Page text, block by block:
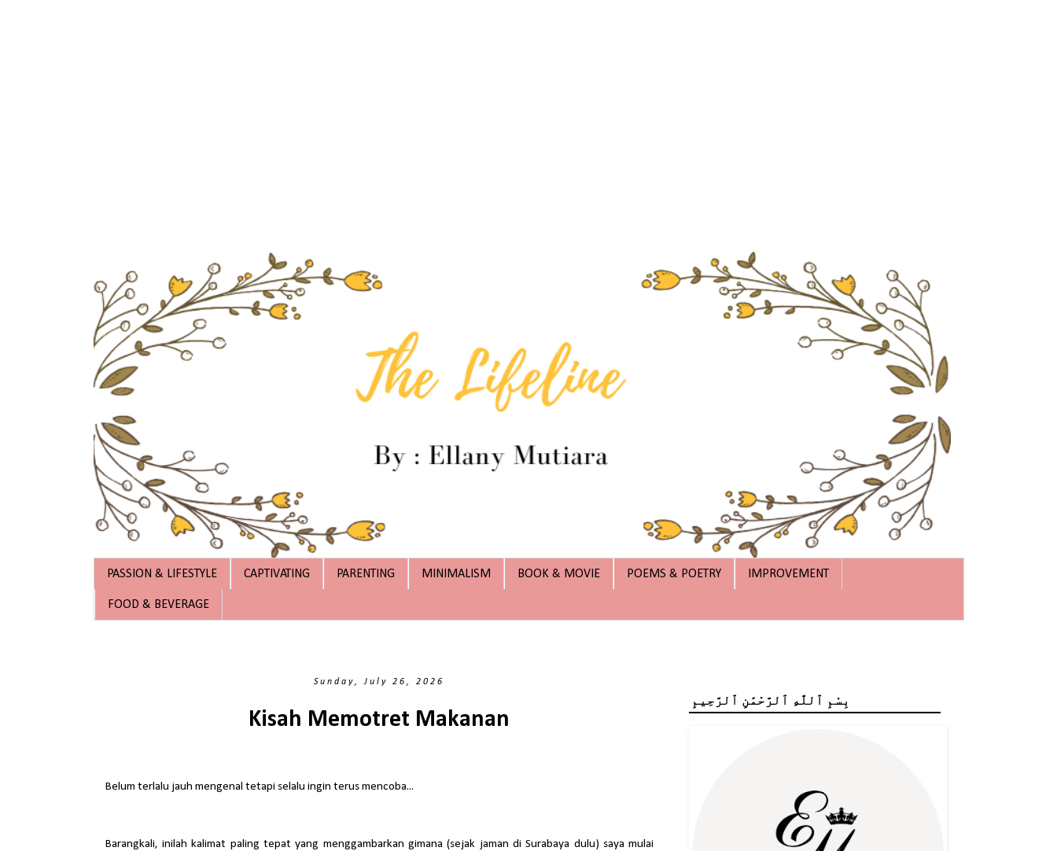
PASSION & LIFESTYLE CAPTIVATING PARENTING MINIMALISM BOOK & MOVIE POEMS & POETRY IMPROVEMENT
FOOD & BEVERAGE
Sunday, July 26, 2026
Kisah Memotret Makanan
Belum terlalu jauh mengenal tetapi selalu ingin terus mencoba...
Barangkali, inilah kalimat paling tepat yang menggambarkan gimana (sejak jaman di Surabaya dulu) saya mulai
بِسْمِ ٱللَّهِ ٱلرَّحْمَٰنِ ٱلرَّحِيمِ